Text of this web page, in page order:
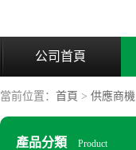
公司首頁
當前位置： 首頁 > 供應商機
產品分類 Product